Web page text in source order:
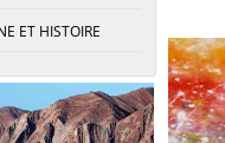
ET HISTOIRE